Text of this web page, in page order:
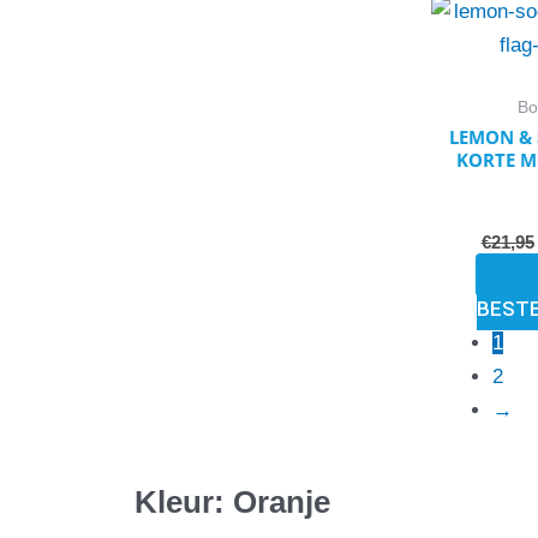
LEMON &
KORTE
€21,95
1
2
→
Kleur: Oranje